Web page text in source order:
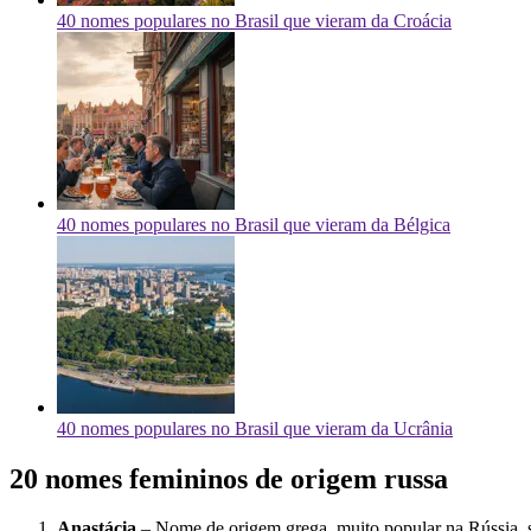
40 nomes populares no Brasil que vieram da Croácia
40 nomes populares no Brasil que vieram da Bélgica
40 nomes populares no Brasil que vieram da Ucrânia
20 nomes femininos de origem russa